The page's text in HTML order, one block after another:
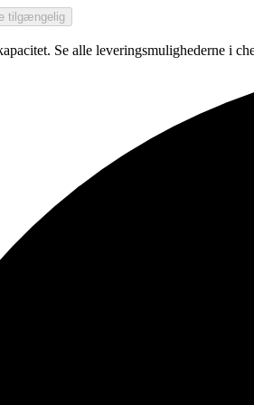
tilgængelig
Se alle leveringsmulighederne i